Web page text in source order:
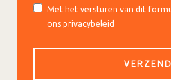
Met het versturen van dit
ons privacybeleid